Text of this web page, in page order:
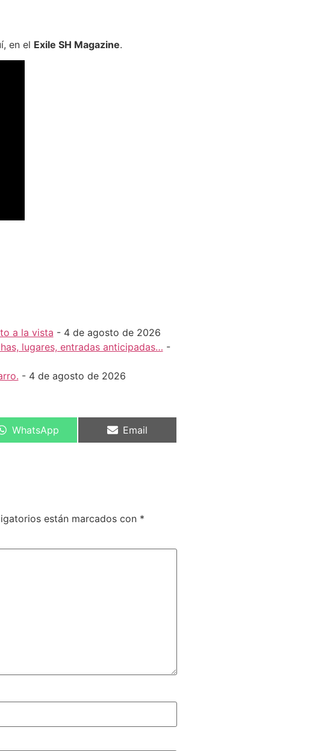
en el Exile SH Magazine.
a la vista - 4 de agosto de 2026
lugares, entradas anticipadas… -
- 4 de agosto de 2026
WhatsApp Email
están marcados con *